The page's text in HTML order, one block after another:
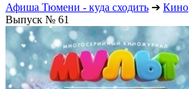
Афиша Тюмени - куда сходить ➔ Кино
Выпуск № 61